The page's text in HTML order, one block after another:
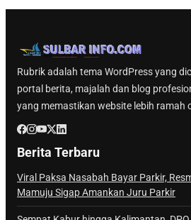
Rubrik adalah tema WordPress yang
portal berita, majalah dan blog
yang memastikan website lebih ramah
Berita Terbaru
Viral Paksa Nasabah Bayar Parkir,
Mamuju Sigap Amankan Juru Parkir